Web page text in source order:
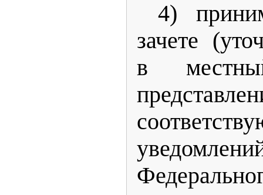
4)
зачете
в